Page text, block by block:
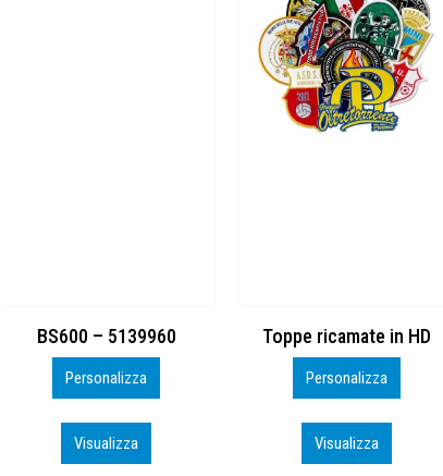
Toppe ricamate in HD
Personalizza
Visualizza
KIT CAMP 100 2026_perso
Personalizza
Visualizza